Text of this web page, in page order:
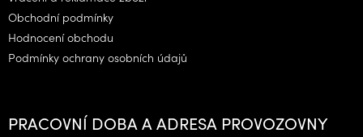
Obchodní podmínky
Hodnocení obchodu
Podmínky ochrany osobních údajů
PRACOVNÍ DOBA A ADRESA PROVOZOVNY